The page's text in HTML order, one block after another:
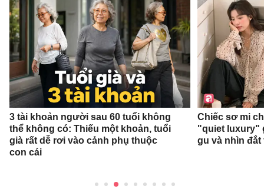
3 tài khoản người sau 60 tuổi không
thể không có: Thiếu một khoản, tuổi
già rất dễ rơi vào cảnh phụ thuộc
con cái
Chiếc sơ mi
"quiet luxury"
gu và nhìn